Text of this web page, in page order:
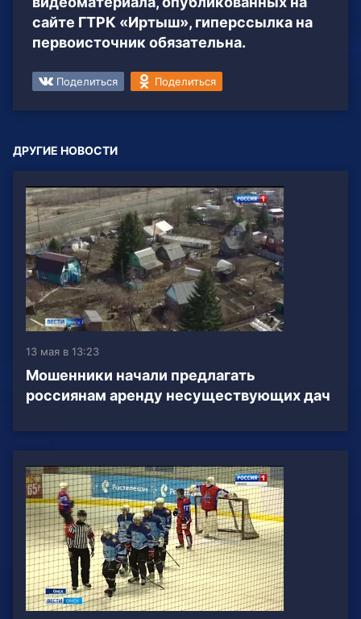
сайте ГТРК «Иртыш», гиперссылка на
первоисточник обязательна.
Поделиться Поделиться
ДРУГИЕ НОВОСТИ
13 мая в 13:23
Мошенники начали предлагать
россиянам аренду несуществующих дач